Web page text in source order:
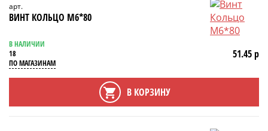
арт.
ВИНТ КОЛЬЦО М6*80
В НАЛИЧИИ
18
ПО МАГАЗИНАМ
51.45 р
В КОРЗИНУ